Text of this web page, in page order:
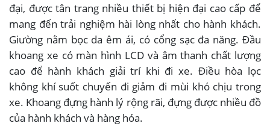
đại, được tân trang nhiều thiết bị hiện đại cao cấp để
mang đến trải nghiệm hài lòng nhất cho hành khách.
Giường nằm bọc da êm ái, có cổng sạc đa năng. Đầu
khoang xe có màn hình LCD và âm thanh chất lượng
cao để hành khách giải trí khi đi xe. Điều hòa lọc
không khí suốt chuyến đi giảm đi mùi khó chịu trong
xe. Khoang đựng hành lý rộng rãi, đựng được nhiều đồ
của hành khách và hàng hóa.